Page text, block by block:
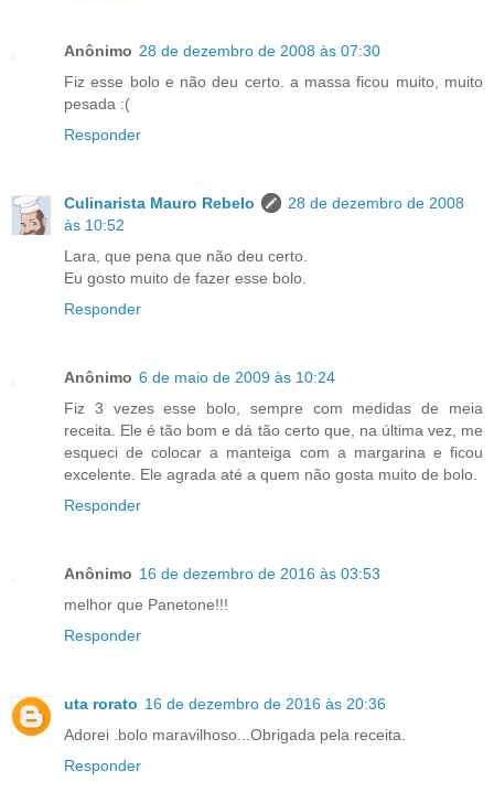
Anônimo 28 de dezembro de 2008 às 07:30
Fiz esse bolo e não deu certo. a massa ficou muito, muito
pesada :(
Responder
Culinarista Mauro Rebelo
28 de dezembro de 2008
às 10:52
Lara, que pena que não deu certo.
Eu gosto muito de fazer esse bolo.
Responder
Anônimo 6 de maio de 2009 às 10:24
Fiz 3 vezes esse bolo, sempre com medidas de meia
receita. Ele é tão bom e dá tão certo que, na última vez, me
esqueci de colocar a manteiga com a margarina e ficou
excelente. Ele agrada até a quem não gosta muito de bolo.
Responder
Anônimo 16 de dezembro de 2016 às 03:53
melhor que Panetone!!!
Responder
uta rorato 16 de dezembro de 2016 às 20:36
Adorei .bolo maravilhoso...Obrigada pela receita.
Responder